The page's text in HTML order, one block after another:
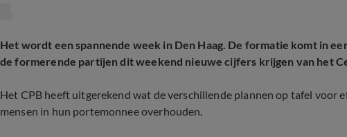
Het wordt een spannende week in Den Haag. De formatie komt in
de formerende partijen dit weekend nieuwe cijfers krijgen van het
Het CPB heeft uitgerekend wat de verschillende plannen op tafel voor
mensen in hun portemonnee overhouden.